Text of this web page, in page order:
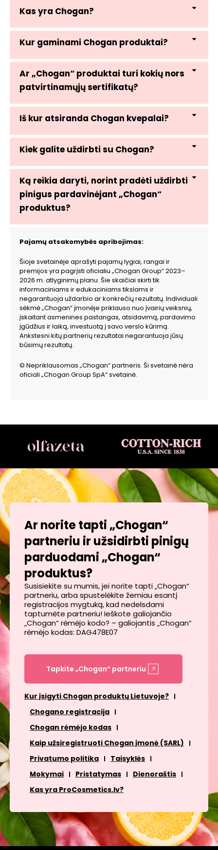
Kas yra Chogan?
Kur gaminami Chogan produktai?
Ar „Chogan“ produktai turi kokių nors
patvirtinamųjų sertifikatų?
Iš kur atsiranda Chogan kvepalai?
Kiek galite uždirbti su Chogan?
Ką reikia daryti, norint pradėti uždirbti
pinigus pardavinėjant „Chogan“
produktus?
Pajamų atsakomybės apribojimas:
Šioje svetainėje aprašyti pajamų lygiai, rangai ir
premijos yra pagrįsti oficialiu „Chogan Group“ 2023–
2026 m. atlyginimų planu. Šie skaičiai skirti tik
informaciniams ir edukaciniams tikslams ir
negarantuoja uždarbio ar konkrečių rezultatų. Individuali
sėkmė „Chogan“ įmonėje priklauso nuo įvairių veiksnių,
įskaitant asmenines pastangas, atsidavimą, pardavimo
įgūdžius ir laiką, investuotą į savo verslo kūrimą.
Ankstesni kitų partnerių rezultatai negarantuoja jūsų
būsimų rezultatų.
© Nepriklausomas „Chogan“ partneris. Ši svetainė nėra
oficiali „Chogan Group SpA“ svetainė.
Ar norite tapti „Chogan“
partneriu ir užsidirbti pinigų
parduodami „Chogan“
produktus?
Susisiekite su mumis, jei norite tapti „Chogan“
partneriu, arba spustelėkite žemiau esantį
registracijos mygtuką, kad nedelsdami
taptumėte partneriu! Ieškote galiojančio
„Chogan“ rėmėjo kodo? – galiojantis „Chogan“
rėmėjo kodas: DAG478E07
Tapkite „Chogan“ partneriu
Kur įsigyti Chogan produktų Lietuvoje?
Chogano registracija
Chogan rėmėjo kodas
Kaip užsiregistruoti Chogan įmonė (SARL)
Privatumo politika
Taisyklės
Mokymai
Pristatymas
Dienoraštis
Kas yra ProCosmetics.lv?